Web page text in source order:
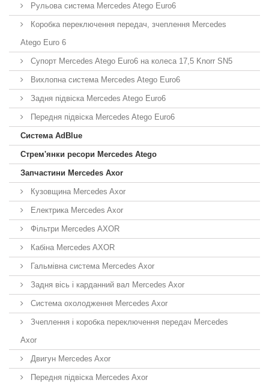
Рульова система Mercedes Atego Euro6
Коробка переключення передач, зчеплення Mercedes
Atego Euro 6
Супорт Mercedes Atego Euro6 на колеса 17,5 Knorr SN5
Вихлопна система Mercedes Atego Euro6
Задня підвіска Mercedes Atego Euro6
Передня підвіска Mercedes Atego Euro6
Система AdBlue
Стрем'янки ресори Mercedes Atego
Запчастини Mercedes Axor
Кузовщина Mercedes Axor
Електрика Mercedes Axor
Фільтри Mercedes AXOR
Кабіна Mercedes AXOR
Гальмівна система Mercedes Axor
Задня вісь і карданний вал Mercedes Axor
Система охолодження Mercedes Axor
Зчеплення і коробка переключення передач Mercedes
Axor
Двигун Mercedes Axor
Передня підвіска Mercedes Axor